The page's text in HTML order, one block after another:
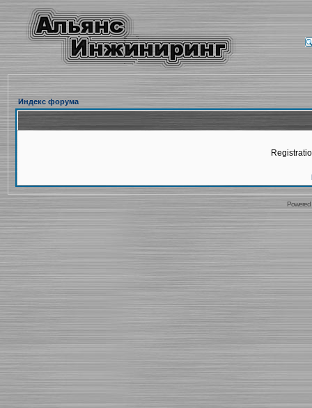
Индекс форума